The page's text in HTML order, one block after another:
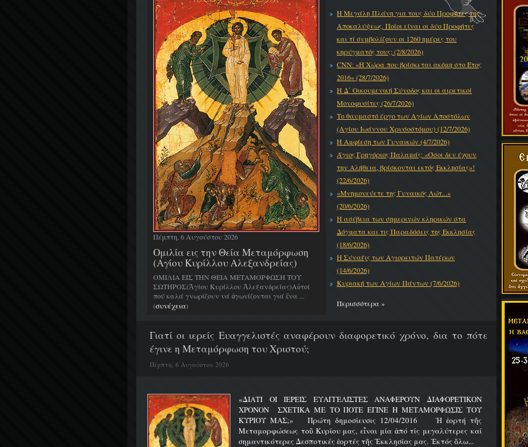
Πέμπτη, 6 Αυγούστου 2026
Ομιλία εις την Θεία Μεταμόρφωση
(Αγίου Κυρίλλου Αλεξανδρείας)
ΟΜΙΛΙΑ ΕΙΣ ΤΗΝ ΘΕΙΑ ΜΕΤΑΜΟΡΦΩΣΗ ΤΟΥ
ΣΩΤΗΡΟΣ(Ἁγίου Κυρίλλου Ἀλεξανδρείας)Αὐτοί
πού καλά γνωρίζουν νά ἀγωνίζονται γιά ἕνα ...
(συνέχεια)
Η Μεγάλη Πλάνη για τους δύο Προφήτες της
Αποκαλύψεως. Ποίοι είναι οι δύο Προφήτες
και τί συμβολίζουν οι 1260 ημέρες του
κηρύγματός τους; (2/8/2026)
CNN: «Η Χώρα που βρίσκεται ακόμη στο Έτος
2016» (28/7/2026)
Η Δ΄ Οικουμενική Σύνοδος και οι αιρετικοί
Μονοφυσίτες (26/7/2026)
Το θαυμαστό έργο των Αγίων Αποστόλων
(Αγίου Ιωάννου Χρυσοστόμου) (12/7/2026)
Η Αμφίεση των Γυναικών (4/7/2026)
Άγιος Γρηγόριος Παλαμάς: «Όσοι δεν έχουν
την Αλήθεια, βρίσκονται εκτός Εκκλησίας»!
(22/6/2026)
«Μνημονεύετε της Γυναικός Λώτ...»
(20/6/2026)
Η ασέβεια των σημερινών κληρικών στα
Δόγματα και τις Παραδόσεις της Εκκλησίας
(18/6/2026)
Η Σύναξις των Αγιορειτών Πατέρων
(14/6/2026)
Κυριακή των Αγίων Πάντων (7/6/2026)
Περισσότερα »
Γιατί οι ιερείς Ευαγγελιστές αναφέρουν διαφορετικό χρόνο, δια το πότε
έγινε η Μεταμόρφωση του Χριστού;
Πέμπτη, 6 Αυγούστου 2026
«ΔΙΑΤΙ ΟΙ ΙΕΡΕΙΣ ΕΥΑΓΓΕΛΙΣΤΕΣ ΑΝΑΦΕΡΟΥΝ ΔΙΑΦΟΡΕΤΙΚΟΝ
ΧΡΟΝΟΝ ΣΧΕΤΙΚΑ ΜΕ ΤΟ ΠΟΤΕ ΕΓΙΝΕ Η ΜΕΤΑΜΟΡΦΩΣΙΣ ΤΟΥ
ΚΥΡΙΟΥ ΜΑΣ;» Πρώτη δημοσίευσις 12/04/2016 Ἡ ἑορτή τῆς
Μεταμορφώσεως τοῦ Κυρίου μας, εἶναι μία ἀπό τίς μεγαλύτερες καί
σημαντικότερες Δεσποτικές ἑορτές τῆς Ἐκκλησίας μας. Ἐκτός ὅλω...